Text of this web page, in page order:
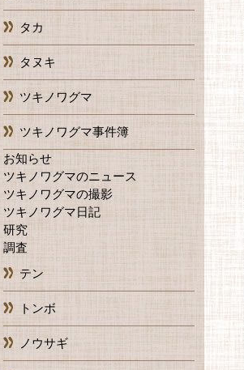
タカ
タヌキ
ツキノワグマ
ツキノワグマ事件簿
お知らせ
ツキノワグマのニュース
ツキノワグマの撮影
ツキノワグマ日記
研究
調査
テン
トンボ
ノウサギ